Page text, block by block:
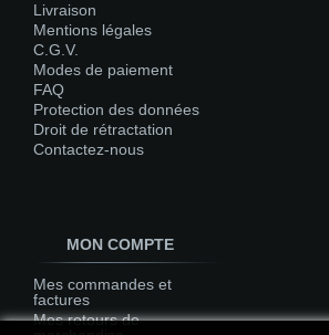
Livraison
Mentions légales
C.G.V.
Modes de paiement
FAQ
Protection des données
Droit de rétractation
Contactez-nous
MON COMPTE
Mes commandes et
factures
Mes retours de